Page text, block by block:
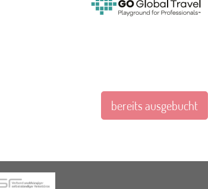
bereits ausgebucht